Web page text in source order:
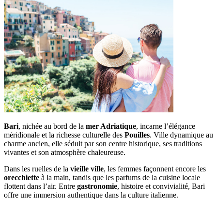
Bari, nichée au bord de la mer Adriatique, incarne l’élégance
méridionale et la richesse culturelle des Pouilles. Ville dynamique au
charme ancien, elle séduit par son centre historique, ses traditions
vivantes et son atmosphère chaleureuse.
Dans les ruelles de la vieille ville, les femmes façonnent encore les
orecchiette à la main, tandis que les parfums de la cuisine locale
flottent dans l’air. Entre gastronomie, histoire et convivialité, Bari
offre une immersion authentique dans la culture italienne.